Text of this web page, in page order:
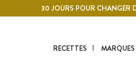
Contenu principal30 JOURS POUR CHANGER
RECETTES MARQUES